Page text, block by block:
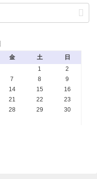
金 土
日
1
2
7 8
9
14 15
16
21 22
23
28 29
30